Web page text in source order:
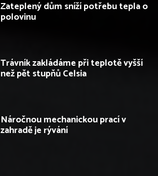
Zateplený dům sníží potřebu tepla o
polovinu
Trávník zakládáme při teplotě vyšší
než pět stupňů Celsia
Náročnou mechanickou prací v
zahradě je rývání